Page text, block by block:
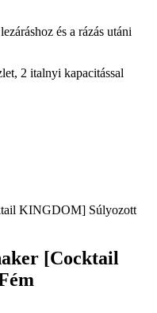
és a rázás utáni
2 italnyi kapacitással
[Cocktail